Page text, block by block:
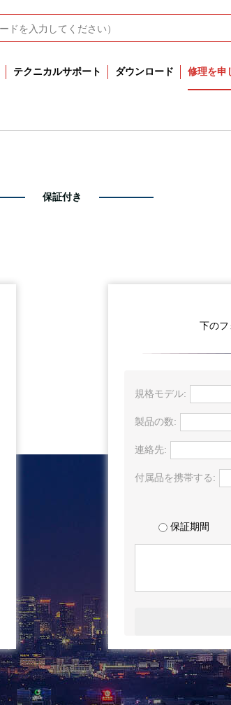
テクニカルサポート ダウンロード 修理を申
保証付き
下のフ
規格モデル:
製品の数:
連絡先:
付属品を携帯する:
保証期間